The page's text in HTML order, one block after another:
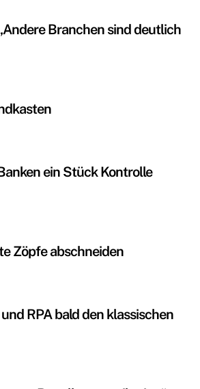
Branchen sind deutlich
ein Stück Kontrolle
Zöpfe abschneiden
RPA bald den klassischen